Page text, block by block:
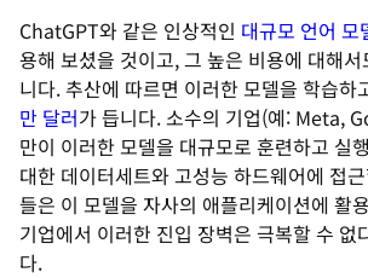
ChatGPT와 같은 인상적인 대규모 언어 모
용해 보셨을 것이고, 그 높은 비용에 대해
니다. 추산에 따르면 이러한 모델을 학습하
만 달러가 듭니다. 소수의 기업(예: Meta,
만이 이러한 모델을 대규모로 훈련하고 실
대한 데이터세트와 고성능 하드웨어에 접
들은 이 모델을 자사의 애플리케이션에 활
기업에서 이러한 진입 장벽은 극복할 수 없
다.